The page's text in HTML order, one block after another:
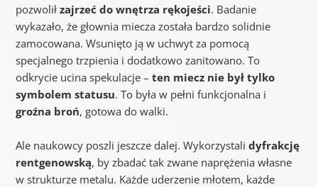
pozwolił zajrzeć do wnętrza rękojeści. Badanie
wykazało, że głownia miecza została bardzo solidnie
zamocowana. Wsunięto ją w uchwyt za pomocą
specjalnego trzpienia i dodatkowo zanitowano. To
odkrycie ucina spekulacje – ten miecz nie był tylko
symbolem statusu. To była w pełni funkcjonalna i
groźna broń, gotowa do walki.
Ale naukowcy poszli jeszcze dalej. Wykorzystali dyfrakcję
rentgenowską, by zbadać tak zwane naprężenia własne
w strukturze metalu. Każde uderzenie młotem, każde